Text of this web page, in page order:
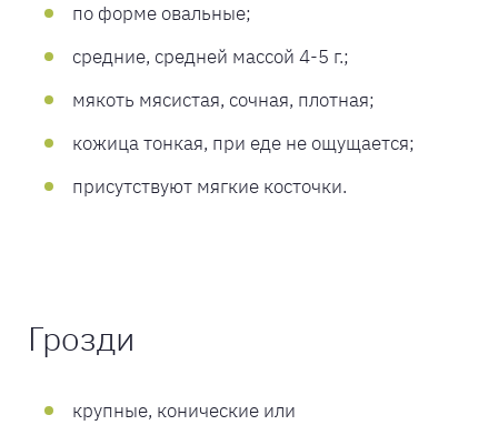
по форме овальные;
средние, средней массой 4-5 г.;
мякоть мясистая, сочная, плотная;
кожица тонкая, при еде не ощущается;
присутствуют мягкие косточки.
Грозди
крупные, конические или